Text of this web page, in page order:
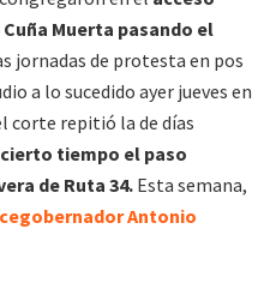
Muerta pasando el
jornadas de protesta en pos
a lo sucedido ayer jueves en
corte repitió la de días
tiempo el paso
de Ruta 34. Esta semana,
Antonio